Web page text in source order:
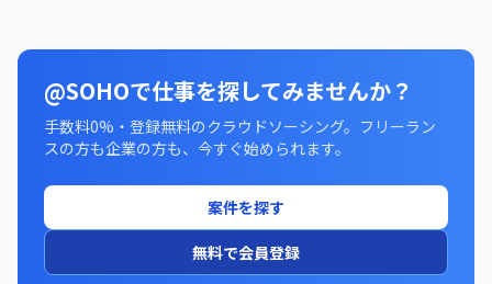
@SOHOで仕事を探してみませんか？
手数料0%・登録無料のクラウドソーシング。フリーラン
スの方も企業の方も、今すぐ始められます。
案件を探す
無料で会員登録